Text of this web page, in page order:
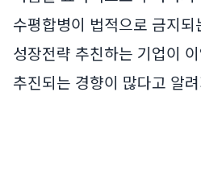
수평합병이 법적으로 금지되
성장전략 추친하는 기업이
추진되는 경향이 많다고 알